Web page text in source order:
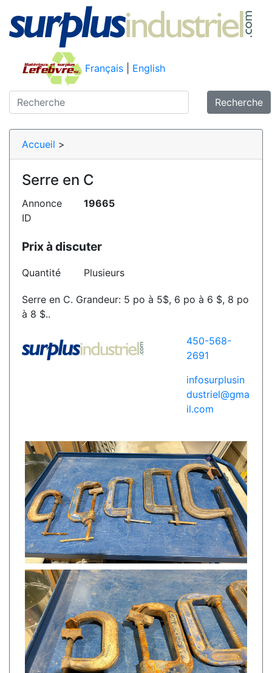
Français English
Recherche
Accueil >
Serre en C
Annonce
ID
19665
Prix à discuter
Quantité Plusieurs
Serre en C. Grandeur: 5 po à 5$, 6 po à 6 $, 8 po
à 8 $..
450-568-
2691
infosurplusin
dustriel@gma
il.com